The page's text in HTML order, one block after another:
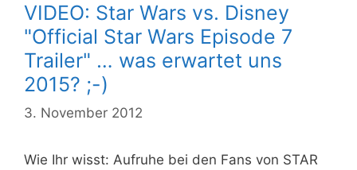
VIDEO: Star Wars vs. Disney
"Official Star Wars Episode 7
Trailer" … was erwartet uns
2015? ;-)
3. November 2012
Wie Ihr wisst: Aufruhe bei den Fans von STAR